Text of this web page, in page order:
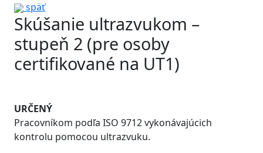
späť
Skúšanie ultrazvukom –
stupeň 2 (pre osoby
certifikované na UT1)
URČENÝ
Pracovníkom podľa ISO 9712 vykonávajúcich
kontrolu pomocou ultrazvuku.